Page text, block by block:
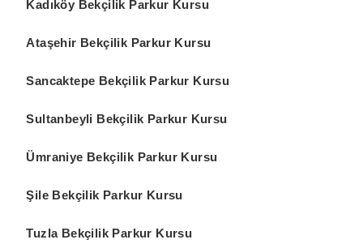
Kadıköy Bekçilik Parkur Kursu
Ataşehir Bekçilik Parkur Kursu
Sancaktepe Bekçilik Parkur Kursu
Sultanbeyli Bekçilik Parkur Kursu
Ümraniye Bekçilik Parkur Kursu
Şile Bekçilik Parkur Kursu
Tuzla Bekçilik Parkur Kursu